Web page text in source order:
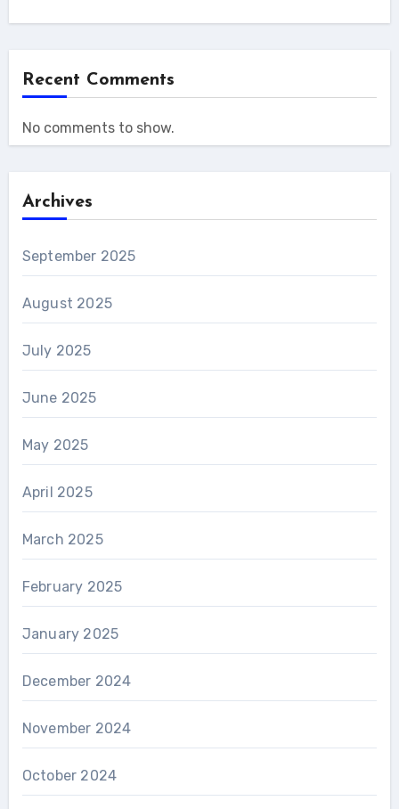
Recent Comments
No comments to show.
Archives
September 2025
August 2025
July 2025
June 2025
May 2025
April 2025
March 2025
February 2025
January 2025
December 2024
November 2024
October 2024